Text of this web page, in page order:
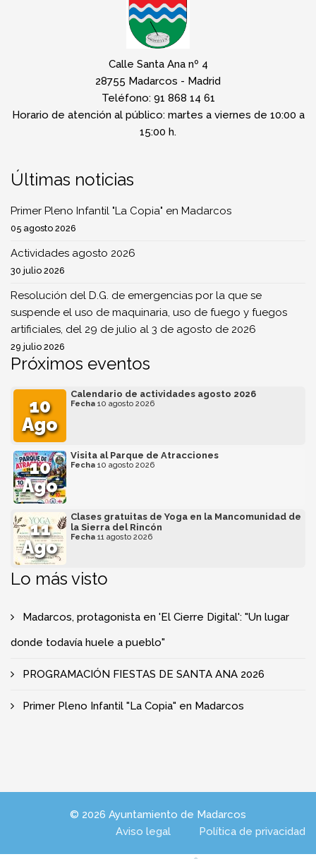
Calle Santa Ana nº 4
28755 Madarcos - Madrid
Teléfono: 91 868 14 61
Horario de atención al público: martes a viernes de 10:00 a
15:00 h.
Últimas noticias
Primer Pleno Infantil "La Copia" en Madarcos
05 agosto 2026
Actividades agosto 2026
30 julio 2026
Resolución del D.G. de emergencias por la que se
suspende el uso de maquinaria, uso de fuego y fuegos
artificiales, del 29 de julio al 3 de agosto de 2026
29 julio 2026
Próximos eventos
10
Ago
Calendario de actividades agosto 2026
Fecha 10 agosto 2026
10
Ago
Visita al Parque de Atracciones
Fecha 10 agosto 2026
11
Ago
Clases gratuitas de Yoga en la Mancomunidad de
la Sierra del Rincón
Fecha 11 agosto 2026
Lo más visto
Madarcos, protagonista en 'El Cierre Digital': "Un lugar
donde todavía huele a pueblo"
PROGRAMACIÓN FIESTAS DE SANTA ANA 2026
Primer Pleno Infantil "La Copia" en Madarcos
© 2026 Ayuntamiento de Madarcos
Aviso legal
Política de privacidad